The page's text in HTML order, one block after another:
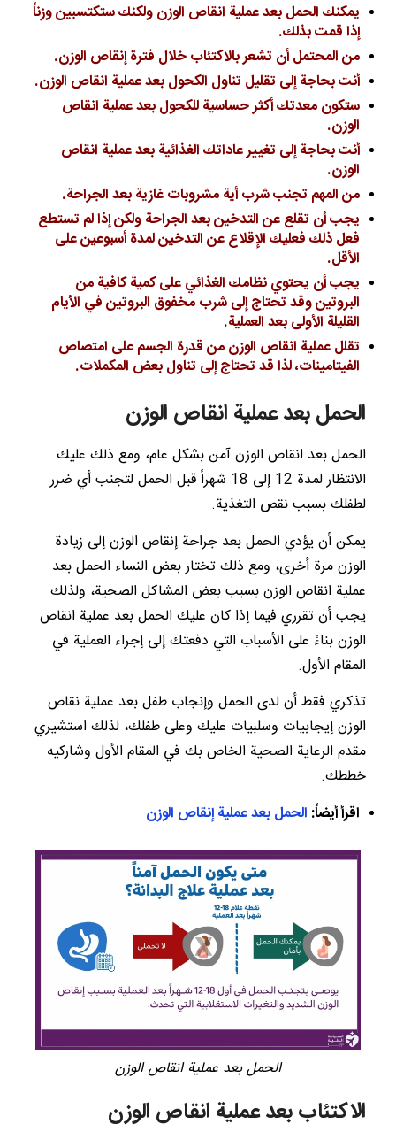
يمكنك الحمل بعد عملية انقاص الوزن ولكنك ستكتسبين وزناً
إذا قمت بذلك.
من المحتمل أن تشعر بالاكتئاب خلال فترة إنقاص الوزن.
أنت بحاجة إلى تقليل تناول الكحول بعد عملية انقاص الوزن.
ستكون معدتك أكثر حساسية للكحول بعد عملية انقاص
الوزن.
أنت بحاجة إلى تغيير عاداتك الغذائية بعد عملية انقاص
الوزن.
من المهم تجنب شرب أية مشروبات غازية بعد الجراحة.
يجب أن تقلع عن التدخين بعد الجراحة ولكن إذا لم تستطع
فعل ذلك فعليك الإقلاع عن التدخين لمدة أسبوعين على
الأقل.
يجب أن يحتوي نظامك الغذائي على كمية كافية من
البروتين وقد تحتاج إلى شرب مخفوق البروتين في الأيام
القليلة الأولى بعد العملية.
تقلل عملية انقاص الوزن من قدرة الجسم على امتصاص
الفيتامينات، لذا قد تحتاج إلى تناول بعض المكملات.
الحمل بعد عملية انقاص الوزن
الحمل بعد انقاص الوزن آمن بشكل عام، ومع ذلك عليك
الانتظار لمدة 12 إلى 18 شهراً قبل الحمل لتجنب أي ضرر
لطفلك بسبب نقص التغذية.
يمكن أن يؤدي الحمل بعد جراحة إنقاص الوزن إلى زيادة
الوزن مرة أخرى، ومع ذلك تختار بعض النساء الحمل بعد
عملية انقاص الوزن بسبب بعض المشاكل الصحية، ولذلك
يجب أن تقرري فيما إذا كان عليك الحمل بعد عملية انقاص
الوزن بناءً على الأسباب التي دفعتك إلى إجراء العملية في
المقام الأول.
تذكري فقط أن لدى الحمل وإنجاب طفل بعد عملية نقاص
الوزن إيجابيات وسلبيات عليك وعلى طفلك، لذلك استشيري
مقدم الرعاية الصحية الخاص بك في المقام الأول وشاركيه
خططك.
اقرأ أيضاً: الحمل بعد عملية إنقاص الوزن
الحمل بعد عملية انقاص الوزن
الاكتئاب بعد عملية انقاص الوزن